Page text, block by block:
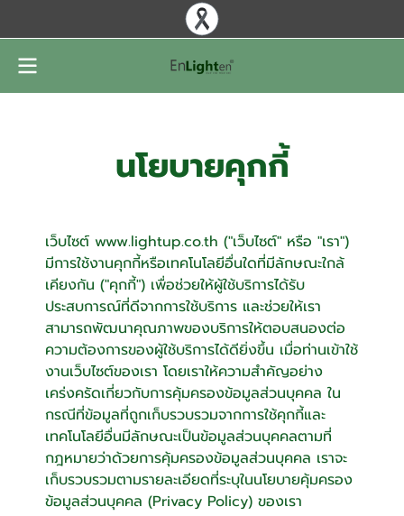
นโยบายคุกกี้
เว็บไซต์ www.lightup.co.th ("เว็บไซต์" หรือ "เรา")
มีการใช้งานคุกกี้หรือเทคโนโลยีอื่นใดที่มีลักษณะใกล้
เคียงกัน ("คุกกี้") เพื่อช่วยให้ผู้ใช้บริการได้รับ
ประสบการณ์ที่ดีจากการใช้บริการ และช่วยให้เรา
สามารถพัฒนาคุณภาพของบริการให้ตอบสนองต่อ
ความต้องการของผู้ใช้บริการได้ดียิ่งขึ้น เมื่อท่านเข้าใช้
งานเว็บไซต์ของเรา โดยเราให้ความสำคัญอย่าง
เคร่งครัดเกี่ยวกับการคุ้มครองข้อมูลส่วนบุคคล ใน
กรณีที่ข้อมูลที่ถูกเก็บรวบรวมจากการใช้คุกกี้และ
เทคโนโลยีอื่นมีลักษณะเป็นข้อมูลส่วนบุคคลตามที่
กฎหมายว่าด้วยการคุ้มครองข้อมูลส่วนบุคคล เราจะ
เก็บรวบรวมตามรายละเอียดที่ระบุในนโยบายคุ้มครอง
ข้อมูลส่วนบุคคล (Privacy Policy) ของเรา